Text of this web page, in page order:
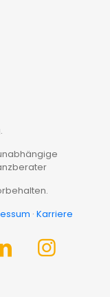
· Karriere